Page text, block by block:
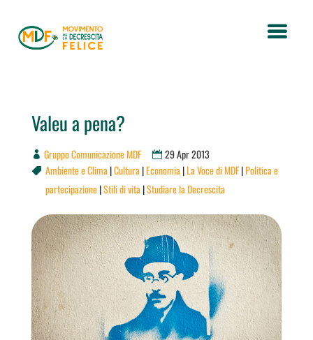
Valeu a pena?
Gruppo Comunicazione MDF 29 Apr 2013
 Ambiente e Clima |Cultura |Economia |La Voce di MDF|Politica e
partecipazione|Stili di vita |Studiare la Decrescita